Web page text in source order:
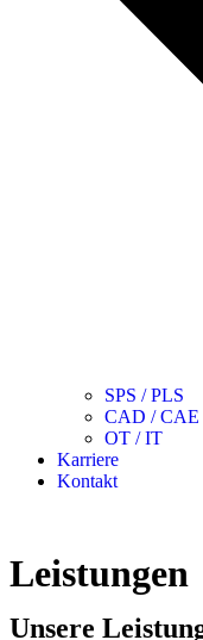
SPS / PLS
CAD / CAE
OT / IT
Karriere
Kontakt
Leistungen
Unsere